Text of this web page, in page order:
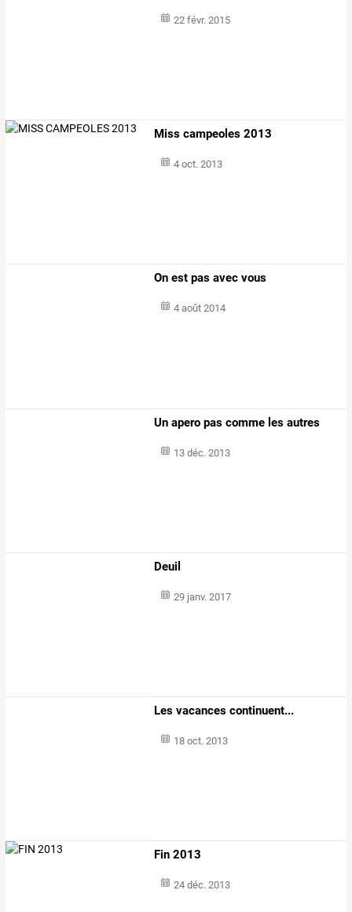
22 févr. 2015
Miss campeoles 2013
4 oct. 2013
On est pas avec vous
4 août 2014
Un apero pas comme les autres
13 déc. 2013
Deuil
29 janv. 2017
Les vacances continuent...
18 oct. 2013
Fin 2013
24 déc. 2013